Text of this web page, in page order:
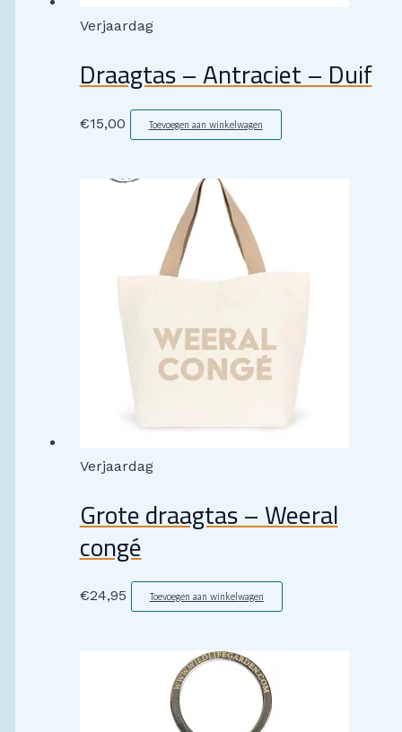
Verjaardag
Draagtas – Antraciet – Duif
€15,00 Toevoegen aan winkelwagen
Verjaardag
Grote draagtas – Weeral
congé
€24,95 Toevoegen aan winkelwagen